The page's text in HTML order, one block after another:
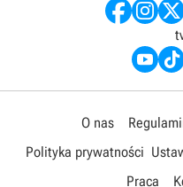
O nas
Polityka prywatności
Praca